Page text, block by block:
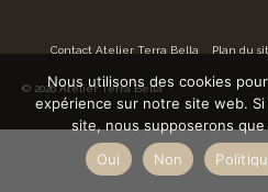
Contact Atelier Terra Bella Plan du
© 2026 Atelier Terra Bella
Nous utilisons des cookies
expérience sur notre site web.
site, nous supposerons
Oui
Non